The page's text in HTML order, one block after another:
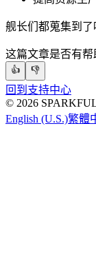
舰长们都蒐集到了
这篇文章是否有帮
👍 👎
回到支持中心
© 2026
English (U.S.)繁體